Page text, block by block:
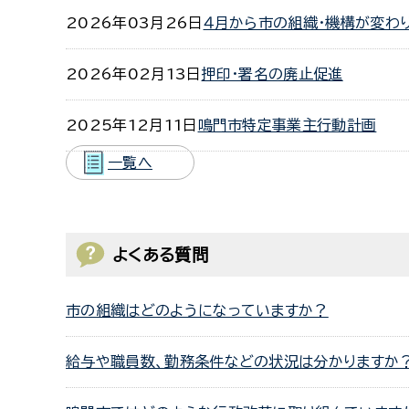
2026年03月26日 ４月から市の組織・機構が変わ
2026年02月13日 押印・署名の廃止促進
2025年12月11日 鳴門市特定事業主行動計画
一覧へ
よくある質問
市の組織はどのようになっていますか？
給与や職員数、勤務条件などの状況は分かりますか